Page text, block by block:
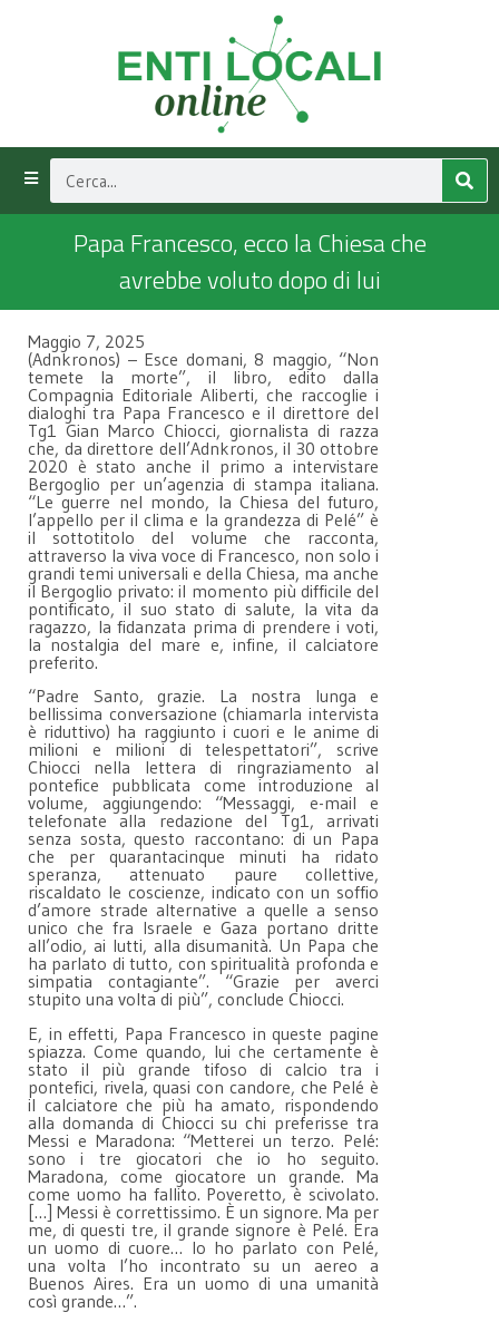
Papa Francesco, ecco la Chiesa che
avrebbe voluto dopo di lui
Maggio 7, 2025
(Adnkronos) – Esce domani, 8 maggio, “Non
temete la morte”, il libro, edito dalla
Compagnia Editoriale Aliberti, che raccoglie i
dialoghi tra Papa Francesco e il direttore del
Tg1 Gian Marco Chiocci, giornalista di razza
che, da direttore dell’Adnkronos, il 30 ottobre
2020 è stato anche il primo a intervistare
Bergoglio per un’agenzia di stampa italiana.
“Le guerre nel mondo, la Chiesa del futuro,
l’appello per il clima e la grandezza di Pelé” è
il sottotitolo del volume che racconta,
attraverso la viva voce di Francesco, non solo i
grandi temi universali e della Chiesa, ma anche
il Bergoglio privato: il momento più difficile del
pontificato, il suo stato di salute, la vita da
ragazzo, la fidanzata prima di prendere i voti,
la nostalgia del mare e, infine, il calciatore
preferito.
“Padre Santo, grazie. La nostra lunga e
bellissima conversazione (chiamarla intervista
è riduttivo) ha raggiunto i cuori e le anime di
milioni e milioni di telespettatori”, scrive
Chiocci nella lettera di ringraziamento al
pontefice pubblicata come introduzione al
volume, aggiungendo: “Messaggi, e-mail e
telefonate alla redazione del Tg1, arrivati
senza sosta, questo raccontano: di un Papa
che per quarantacinque minuti ha ridato
speranza, attenuato paure collettive,
riscaldato le coscienze, indicato con un soffio
d’amore strade alternative a quelle a senso
unico che fra Israele e Gaza portano dritte
all’odio, ai lutti, alla disumanità. Un Papa che
ha parlato di tutto, con spiritualità profonda e
simpatia contagiante”. “Grazie per averci
stupito una volta di più”, conclude Chiocci.
E, in effetti, Papa Francesco in queste pagine
spiazza. Come quando, lui che certamente è
stato il più grande tifoso di calcio tra i
pontefici, rivela, quasi con candore, che Pelé è
il calciatore che più ha amato, rispondendo
alla domanda di Chiocci su chi preferisse tra
Messi e Maradona: “Metterei un terzo. Pelé:
sono i tre giocatori che io ho seguito.
Maradona, come giocatore un grande. Ma
come uomo ha fallito. Poveretto, è scivolato.
[…] Messi è correttissimo. È un signore. Ma per
me, di questi tre, il grande signore è Pelé. Era
un uomo di cuore… Io ho parlato con Pelé,
una volta l’ho incontrato su un aereo a
Buenos Aires. Era un uomo di una umanità
così grande…”.